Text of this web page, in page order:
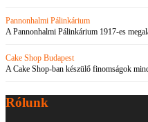
Pannonhalmi Pálinkárium
A Pannonhalmi Pálinkárium 1917-es
Cake Shop Budapest
A Cake Shop-ban készülő finomságok
Rólunk